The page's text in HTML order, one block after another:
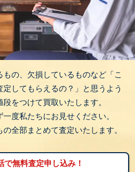
の、欠損しているものなど「こ
してもらえるの？」と思うよう
をつけて買取いたします。
度私たちにお見せください。
全部まとめて査定いたします。
で無料査定申し込み！